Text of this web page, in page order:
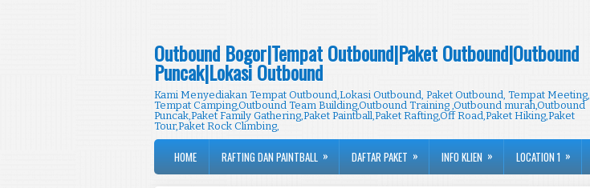
Outbound Bogor|Tempat Outbound|Paket Outbound|Outbound
Puncak|Lokasi Outbound
Kami Menyediakan Tempat Outbound,Lokasi Outbound, Paket Outbound, Tempat Meeting,
Tempat Camping,Outbound Team Building,Outbound Training ,Outbound murah,Outbound
Puncak,Paket Family Gathering,Paket Paintball,Paket Rafting,Off Road,Paket Hiking,Paket
Tour,Paket Rock Climbing,
HOME RAFTING DAN PAINTBALL » DAFTAR PAKET » INFO KLIEN » LOCATION 1 »